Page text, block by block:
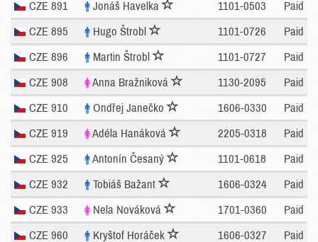
CZE 891 Jonáš Havelka 1101-0503 Paid
CZE 895 Hugo Štrobl 1101-0726 Paid
CZE 896 Martin Štrobl 1101-0727 Paid
CZE 908 Anna Bražniková 1130-2095 Paid
CZE 910 Ondřej Janečko 1606-0330 Paid
CZE 919 Adéla Hanáková 2205-0318 Paid
CZE 925 Antonín Česaný 1101-0618 Paid
CZE 932 Tobiáš Bažant 1606-0324 Paid
CZE 933 Nela Nováková 1701-0360 Paid
CZE 960 Kryštof Horáček 1606-0327 Paid